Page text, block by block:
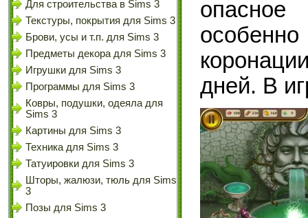
Для строительства в Sims 3
Текстуры, покрытия для Sims 3
Брови, усы и т.п. для Sims 3
Предметы декора для Sims 3
Игрушки для Sims 3
Программы для Sims 3
Ковры, подушки, одеяла для
Sims 3
Картины для Sims 3
Техника для Sims 3
Татуировки для Sims 3
Шторы, жалюзи, тюль для Sims
3
Позы для Sims 3
дней. В